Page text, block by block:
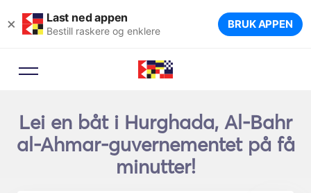
× Last ned appen
Bestill raskere og enklere BRUK APPEN
Lei en båt i Hurghada, Al-Bahr
al-Ahmar-guvernementet på få
minutter!